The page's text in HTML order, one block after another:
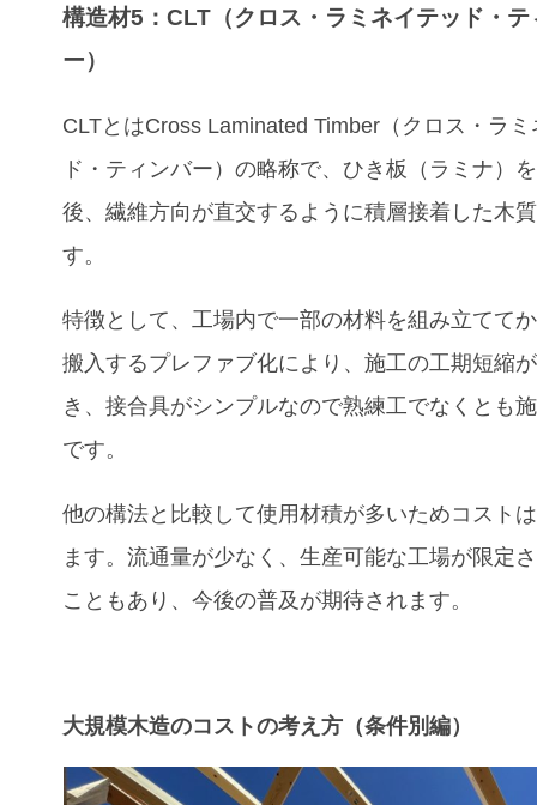
構造材5：CLT（クロス・ラミネイテッド・テ
ー）
CLTとはCross Laminated Timber（クロス・ラ
ド・ティンバー）の略称で、ひき板（ラミナ）
後、繊維方向が直交するように積層接着した木
す。
特徴として、工場内で一部の材料を組み立てて
搬入するプレファブ化により、施工の工期短縮
き、接合具がシンプルなので熟練工でなくとも
です。
他の構法と比較して使用材積が多いためコスト
ます。流通量が少なく、生産可能な工場が限定
こともあり、今後の普及が期待されます。
大規模木造のコストの考え方（条件別編）